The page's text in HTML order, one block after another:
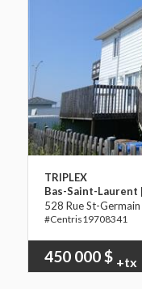
TRIPLEX
Bas-Saint-Laurent
528 Rue St-Germain
19708341
450 000 $ +tx